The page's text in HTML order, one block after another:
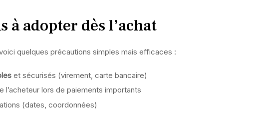
à adopter dès l’achat
quelques précautions simples mais efficaces :
et sécurisés (virement, carte bancaire)
l’acheteur lors de paiements importants
(dates, coordonnées)